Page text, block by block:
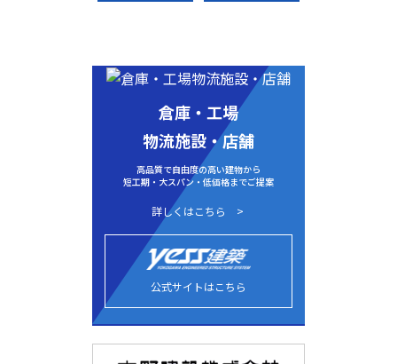
倉庫・工場
物流施設・店舗
高品質で自由度の高い建物から
短工期・大スパン・低価格までご提案
詳しくはこちら
公式サイトはこちら